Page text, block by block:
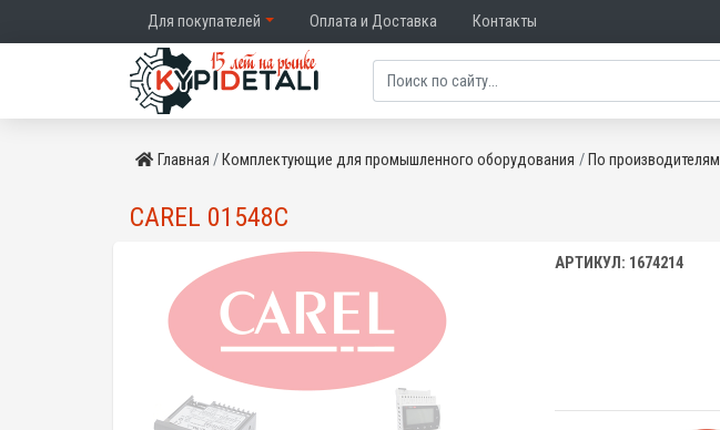
Для покупателей Оплата и Доставка Контакты
Главная Комплектующие для промышленного оборудования По производителям
CAREL 01548C
АРТИКУЛ: 1674214